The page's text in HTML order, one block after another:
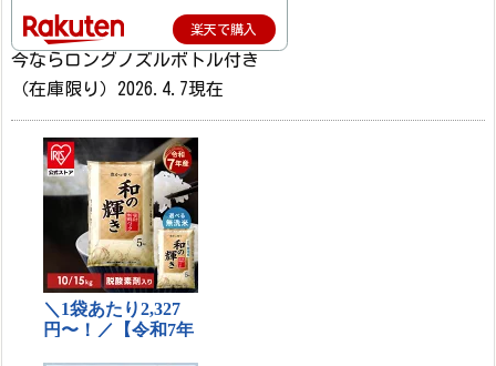
楽天で購入
今ならロングノズルボトル付き
（在庫限り）2026.4.7現在